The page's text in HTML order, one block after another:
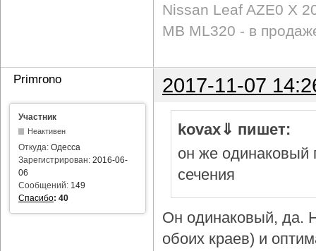
Nissan Leaf AZE0 X
MB ML320 - в
Primrono 2017-11-07
Участник
Неактивен
Откуда: Одесса
Зарегистрирован: 2016-06-
06
Сообщений: 149
Спасибо: 40
kovax⇓ пишет:
он же одинаковый
сечения
Он одинаковый, да.
обоих краев) и